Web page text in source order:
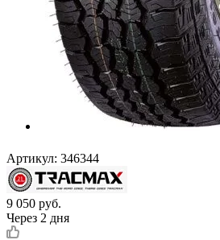
Артикул: 346344
9 050 руб.
Через 2 дня